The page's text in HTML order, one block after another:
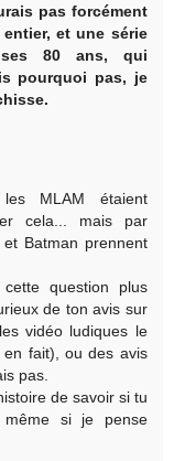
pas forcément
et une série
80 ans, qui
pourquoi pas, je
MLAM étaient
cela... mais par
Batman prennent
question plus
de ton avis sur
vidéo ludiques le
fait), ou des avis
pas.
de savoir si tu
si je pense